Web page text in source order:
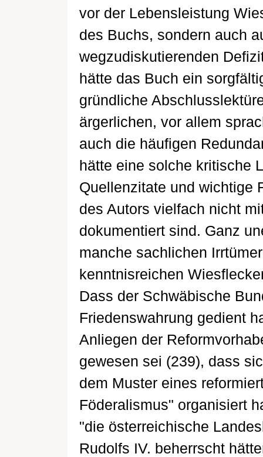
vor der Lebensleistung
des Buchs, sondern auch
wegzudiskutierenden
hätte das Buch ein
gründliche
ärgerlichen, vor allem
auch die häufigen
hätte eine solche kritische
Quellenzitate und wichtige
des Autors vielfach nicht
dokumentiert sind. Ganz
manche sachlichen
kenntnisreichen
Dass der Schwäbische
Friedenswahrung gedient
Anliegen der
gewesen sei (239), dass
dem Muster eines
Föderalismus" organisiert
"die österreichische
Rudolfs IV. beherrscht